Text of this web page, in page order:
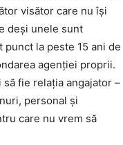
visător care nu își
deși unele sunt
la peste 15 ani de
agenției proprii.
fie relația angajator –
personal și
care nu vrem să